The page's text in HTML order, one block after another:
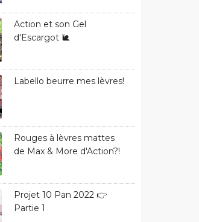
Action et son Gel
d'Escargot 🐌
Labello beurre mes lèvres!
Rouges à lèvres mattes
de Max & More d'Action?!
Projet 10 Pan 2022 👉
Partie 1